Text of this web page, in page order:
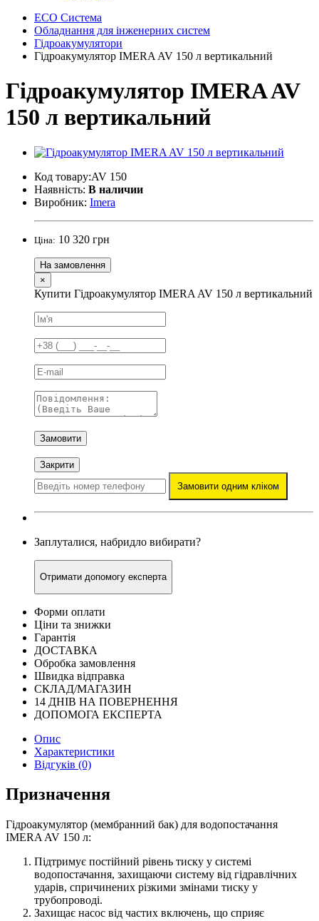
ECO Система
Обладнання для інженерних систем
Гідроакумулятори
Гідроакумулятор IMERA AV 150 л вертикальний
Гідроакумулятор IMERA AV
150 л вертикальний
Код товару:AV 150
Наявність: В наличии
Виробник: Imera
Ціна: 10 320 грн
На замовлення
×
Купити Гідроакумулятор IMERA AV 150 л вертикальний
Замовити
Закрити
Замовити одним кліком
Заплуталися, набридло вибирати?
Отримати допомогу експерта
Форми оплати
Ціни та знижки
Гарантія
ДОСТАВКА
Обробка замовлення
Швидка відправка
СКЛАД/МАГАЗИН
14 ДНІВ НА ПОВЕРНЕННЯ
ДОПОМОГА ЕКСПЕРТА
Опис
Характеристики
Відгуків (0)
Призначення
Гідроакумулятор (мембранний бак) для водопостачання
IMERA AV 150 л:
Підтримує постійний рівень тиску у системі
водопостачання, захищаючи систему від гідравлічних
ударів, спричинених різкими змінами тиску у
трубопроводі.
Захищає насос від частих включень, що сприяє